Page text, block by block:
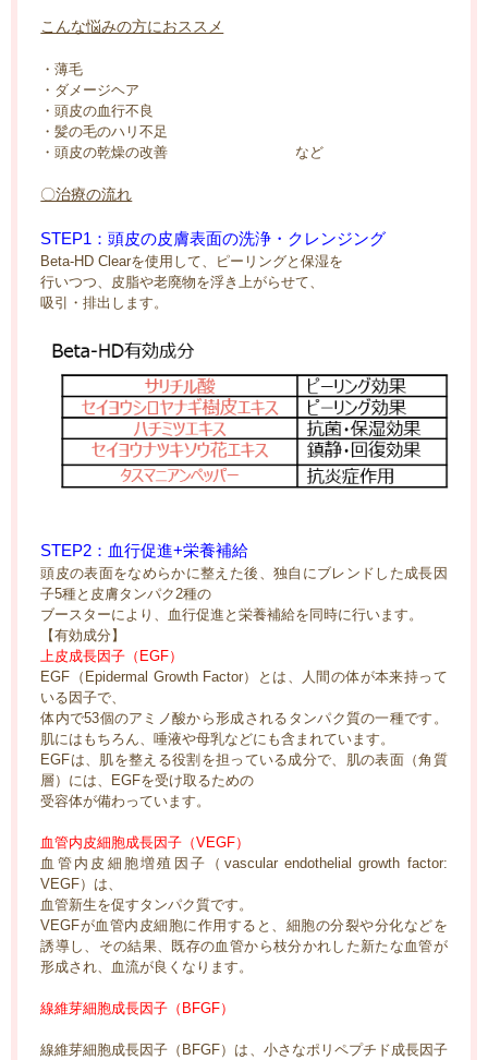
こんな悩みの方におススメ
・薄毛
・ダメージヘア
・頭皮の血行不良
・髪の毛のハリ不足
・頭皮の乾燥の改善 など
〇治療の流れ
STEP1：頭皮の皮膚表面の洗浄・クレンジング
Beta-HD Clearを使用して、ピーリングと保湿を
行いつつ、皮脂や老廃物を浮き上がらせて、
吸引・排出します。
STEP2：血行促進+栄養補給
頭皮の表面をなめらかに整えた後、独自にブレンドした成長因
子5種と皮膚タンパク2種の
ブースターにより、血行促進と栄養補給を同時に行います。
【有効成分】
上皮成長因子（EGF）
EGF（Epidermal Growth Factor）とは、人間の体が本来持って
いる因子で、
体内で53個のアミノ酸から形成されるタンパク質の一種です。
肌にはもちろん、唾液や母乳などにも含まれています。
EGFは、肌を整える役割を担っている成分で、肌の表面（角質
層）には、EGFを受け取るための
受容体が備わっています。
血管内皮細胞成長因子（VEGF）
血管内皮細胞増殖因子（vascular endothelial growth factor:
VEGF）は、
血管新生を促すタンパク質です。
VEGFが血管内皮細胞に作用すると、細胞の分裂や分化などを
誘導し、その結果、既存の血管から枝分かれした新たな血管が
形成され、血流が良くなります。
線維芽細胞成長因子（BFGF）
線維芽細胞成長因子（BFGF）は、小さなポリペプチド成長因子